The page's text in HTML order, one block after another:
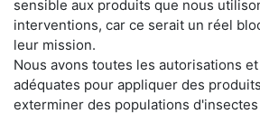
sensible aux produits que nous
interventions, car ce serait un réel
leur mission.
Nous avons toutes les autorisations
adéquates pour appliquer des
exterminer des populations